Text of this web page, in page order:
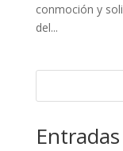
conmoción y
del...